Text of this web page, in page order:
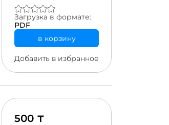
Загрузка в формате:
PDF
в корзину
Добавить в избранное
500 ₸